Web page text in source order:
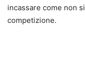
incassare come non
competizione.